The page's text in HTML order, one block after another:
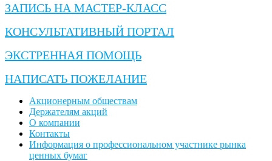
ЗАПИСЬ НА МАСТЕР-КЛАСС
КОНСУЛЬТАТИВНЫЙ ПОРТАЛ
ЭКСТРЕННАЯ ПОМОЩЬ
НАПИСАТЬ ПОЖЕЛАНИЕ
Акционерным обществам
Держателям акций
О компании
Контакты
Информация о профессиональном участнике рынка
ценных бумаг